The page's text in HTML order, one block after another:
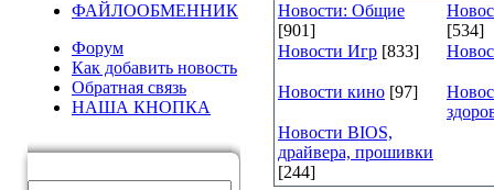
ФАЙЛООБМЕННИК
Форум
Как добавить новость
Обратная связь
НАША КНОПКА
Новости: Общие
[901]
[534]
Новости Игр [833]
Новости кино [97]
Новости BIOS,
драйвера, прошивки
[244]